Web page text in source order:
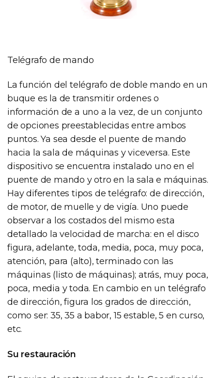
Telégrafo de mando
La función del telégrafo de doble mando en un
buque es la de transmitir ordenes o
información de a uno a la vez, de un conjunto
de opciones preestablecidas entre ambos
puntos. Ya sea desde el puente de mando
hacia la sala de máquinas y viceversa. Este
dispositivo se encuentra instalado uno en el
puente de mando y otro en la sala e máquinas.
Hay diferentes tipos de telégrafo: de dirección,
de motor, de muelle y de vigía. Uno puede
observar a los costados del mismo esta
detallado la velocidad de marcha: en el disco
figura, adelante, toda, media, poca, muy poca,
atención, para (alto), terminado con las
máquinas (listo de máquinas); atrás, muy poca,
poca, media y toda. En cambio en un telégrafo
de dirección, figura los grados de dirección,
como ser: 35, 35 a babor, 15 estable, 5 en curso,
etc.
Su restauración